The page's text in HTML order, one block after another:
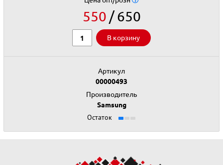
550 650
В корзину
Артикул
00000493
Производитель
Samsung
Остаток